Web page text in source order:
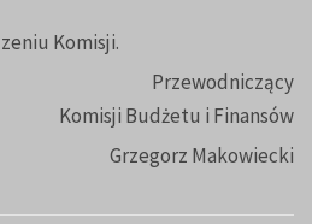
Komisji.
Przewodniczący
Komisji Budżetu i Finansów
Grzegorz Makowiecki